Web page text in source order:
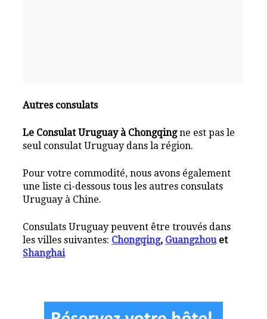
Autres consulats
Le Consulat Uruguay à Chongqingne est pas le
seul consulat Uruguay dans la région.
Pour votre commodité, nous avons également
une liste ci-dessous tous les autres consulats
Uruguay à Chine.
Consulats Uruguay peuvent être trouvés dans
les villes suivantes: Chongqing, Guangzhouet
Shanghai